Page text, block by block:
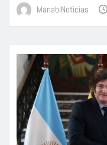
ManabiNoticias